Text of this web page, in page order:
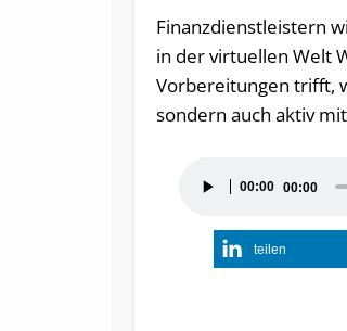
Finanzdienstleistern
in der virtuellen Welt
Vorbereitungen trifft,
sondern auch aktiv
Player
00:00 00:00
teilen